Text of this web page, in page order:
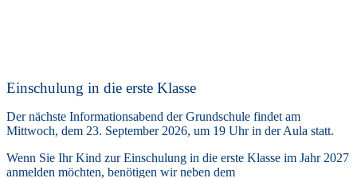
Einschulung in die erste Klasse
Der nächste Informationsabend der Grundschule findet am
Mittwoch, dem 23. September 2026, um 19 Uhr in der Aula statt.
Wenn Sie Ihr Kind zur Einschulung in die erste Klasse im Jahr 2027
anmelden möchten, benötigen wir neben dem